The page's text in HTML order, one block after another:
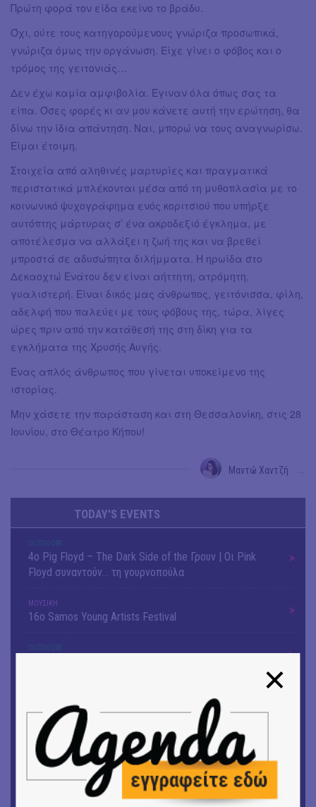
Πρώτη φορά τον είδα εκείνο το βράδυ.
Όχι, ούτε τους κατηγορούμενους γνώριζα προσωπικά,
γνώριζα όμως την οργάνωση. Είχε γίνει ο φόβος και ο
τρόμος της γειτονιάς…
Δεν έχω καμία αμφιβολία. Έγιναν όλα όπως σας τα
είπα. Όσες φορές κι αν μου κάνετε αυτή την ερώτηση, θα
δίνω την ίδια απάντηση. Ναι, μπορώ να τους αναγνωρίσω.
Είμαι έτοιμη.
Στοιχεία από αληθινές μαρτυρίες και πραγματικά
περιστατικά μπλέκονται μέσα από τη μυθοπλασία με το
κοινωνικό ψυχογράφημα ενός κοριτσιού που υπήρξε
αυτόπτης μάρτυρας σ’ ένα ακροδεξιό έγκλημα, με
αποτέλεσμα να αλλάξει η ζωή της και να βρεθεί
μπροστά σε αδυσώπητα διλήμματα. Η ηρωίδα στο
Δεκαοχτώ Ενάτου δεν είναι αήττητη, ατρόμητη,
γυαλιστερή. Είναι δικός μας άνθρωπος, γειτόνισσα, φίλη,
αδελφή που παλεύει με τους φόβους της, τώρα, λίγες
ώρες πριν από την κατάθεσή της στη δίκη για τα
εγκλήματα της Χρυσής Αυγής.
Ένας απλός άνθρωπος που γίνεται υποκείμενο της
ιστορίας.
Μην χάσετε την παράσταση και στη Θεσσαλονίκη, στις 28
Ιουνίου, στο Θέατρο Κήπου!
Μαντώ Χαντζή
TODAY'S EVENTS
OUTDΟORS
4ο Pig Floyd – The Dark Side of the Γρουν | Οι Pink
Floyd συναντούν… τη γουρνοπούλα
ΜΟΥΣΙΚΗ
16o Samos Young Artists Festival
OUTDΟORS
Το 6ο Kournos Music Festival στη Λήμνο
ΚΙΝ/ΦΟΣ
Κινηματογράφος με ελεύθερη είσοδο στη Δημοτική
Αγορά Κυψέλης